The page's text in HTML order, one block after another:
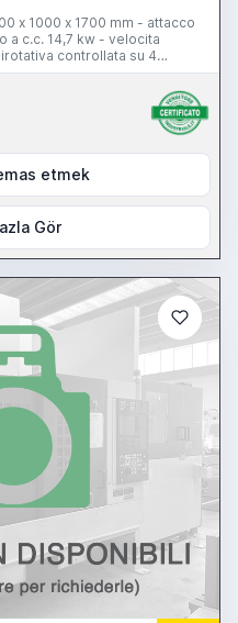
x 1000 x 1700 mm - attacco
a c.c. 14,7 kw - velocita
controllata su 4
2000 mm/min - avanzamento
TNC 355
etmek
Gör